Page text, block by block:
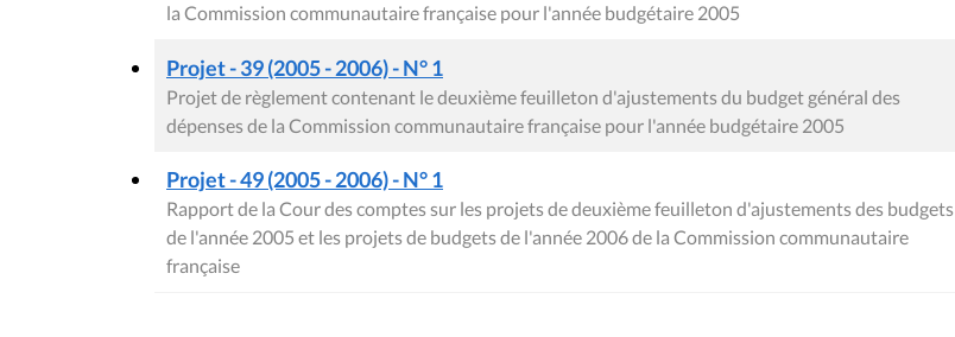
la Commission communautaire française pour l'année budgétaire 2005
Projet - 39 (2005 - 2006) - N° 1
Projet de règlement contenant le deuxième feuilleton d'ajustements du budget général des
dépenses de la Commission communautaire française pour l'année budgétaire 2005
Projet - 49 (2005 - 2006) - N° 1
Rapport de la Cour des comptes sur les projets de deuxième feuilleton d'ajustements des budgets
de l'année 2005 et les projets de budgets de l'année 2006 de la Commission communautaire
française